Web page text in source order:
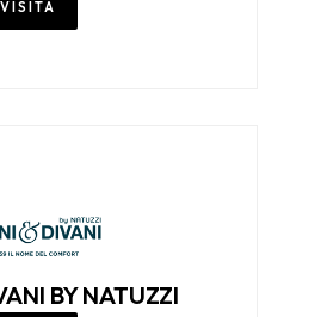
VISITA
BY NATUZZI